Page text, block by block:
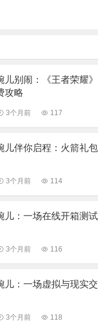
儿别闹：《王者荣耀
攻略
3个月前 117
儿伴你启程：火箭礼
3个月前 114
儿：一场在线开箱测
3个月前 116
儿：一场虚拟与现实
3个月前 118